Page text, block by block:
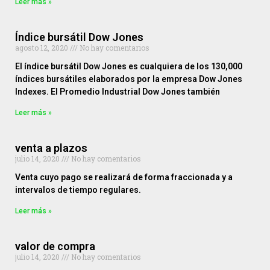
Leer más »
Índice bursátil Dow Jones
agosto 12, 2020
No hay comentarios
El índice bursátil Dow Jones es cualquiera de los 130,000
índices bursátiles elaborados por la empresa Dow Jones
Indexes. El Promedio Industrial Dow Jones también
Leer más »
venta a plazos
julio 14, 2020
No hay comentarios
Venta cuyo pago se realizará de forma fraccionada y a
intervalos de tiempo regulares.
Leer más »
valor de compra
julio 14, 2020
No hay comentarios